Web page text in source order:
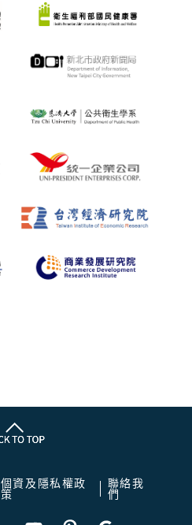
個資及隱私權政
策
聯絡我
們